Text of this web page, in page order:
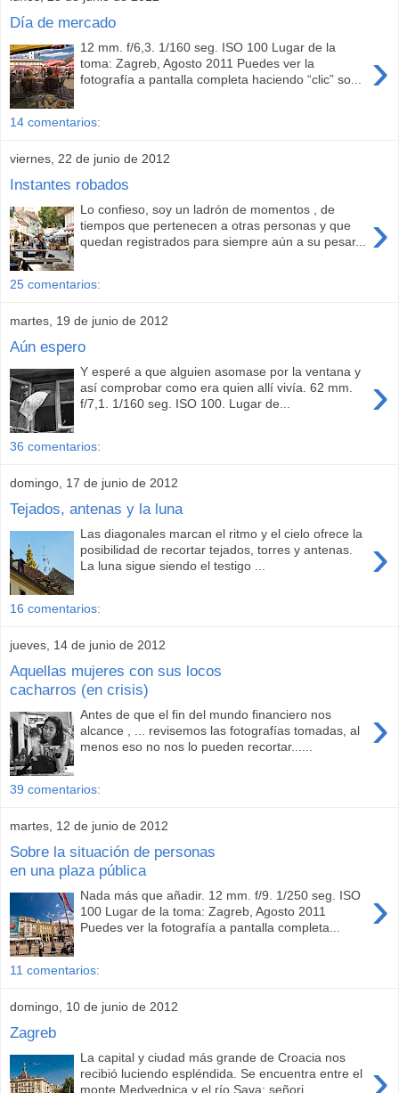
Día de mercado
›
12 mm. f/6,3. 1/160 seg. ISO 100 Lugar de la
toma: Zagreb, Agosto 2011 Puedes ver la
fotografía a pantalla completa haciendo “clic” so...
14 comentarios:
viernes, 22 de junio de 2012
Instantes robados
›
Lo confieso, soy un ladrón de momentos , de
tiempos que pertenecen a otras personas y que
quedan registrados para siempre aún a su pesar...
25 comentarios:
martes, 19 de junio de 2012
Aún espero
›
Y esperé a que alguien asomase por la ventana y
así comprobar como era quien allí vivía. 62 mm.
f/7,1. 1/160 seg. ISO 100. Lugar de...
36 comentarios:
domingo, 17 de junio de 2012
Tejados, antenas y la luna
›
Las diagonales marcan el ritmo y el cielo ofrece la
posibilidad de recortar tejados, torres y antenas.
La luna sigue siendo el testigo ...
16 comentarios:
jueves, 14 de junio de 2012
Aquellas mujeres con sus locos
cacharros (en crisis)
›
Antes de que el fin del mundo financiero nos
alcance , ... revisemos las fotografías tomadas, al
menos eso no nos lo pueden recortar......
39 comentarios:
martes, 12 de junio de 2012
Sobre la situación de personas
en una plaza pública
›
Nada más que añadir. 12 mm. f/9. 1/250 seg. ISO
100 Lugar de la toma: Zagreb, Agosto 2011
Puedes ver la fotografía a pantalla completa...
11 comentarios:
domingo, 10 de junio de 2012
Zagreb
La capital y ciudad más grande de Croacia nos
recibió luciendo espléndida. Se encuentra entre el
monte Medvednica y el río Sava; señori...